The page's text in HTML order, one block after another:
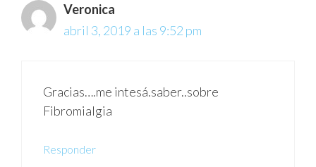
Veronica
abril 3, 2019 a las 9:52 pm
Gracias….me intesá.saber..sobre
Fibromialgia
Responder